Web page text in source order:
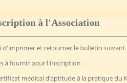
à l'Association
d'imprimer et retourner le bulletin suivant.
à fournir pour l'inscription :
médical d’aptitude à la pratique du